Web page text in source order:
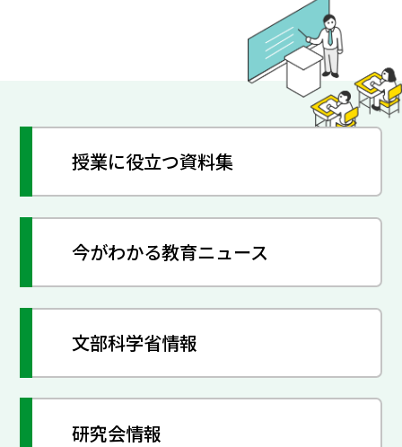
授業に役立つ資料集
今がわかる教育ニュース
文部科学省情報
研究会情報